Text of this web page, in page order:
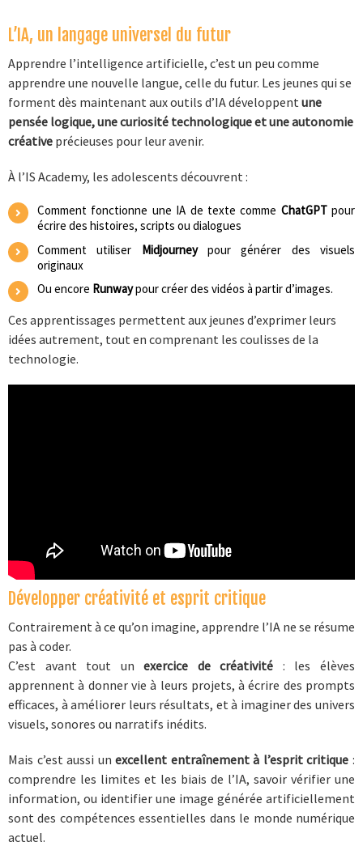
L’IA, un langage universel du futur
Apprendre l’intelligence artificielle, c’est un peu comme
apprendre une nouvelle langue, celle du futur. Les jeunes qui se
forment dès maintenant aux outils d’IA développentune
pensée logique, une curiosité technologique et une autonomie
créativeprécieuses pour leur avenir.
À l’IS Academy, les adolescents découvrent :
Comment fonctionne une IA de texte comme ChatGPTpour
écrire des histoires, scripts ou dialogues
Comment utiliser Midjourneypour générer des visuels
originaux
Ou encore Runwaypour créer des vidéos à partir d’images.
Ces apprentissages permettent aux jeunes d’exprimer leurs
idées autrement, tout en comprenant les coulisses de la
technologie.
Développer créativité et esprit critique
Contrairement à ce qu’on imagine, apprendre l’IA ne se résume
pas à coder.
C’est avant tout unexercice de créativité : les élèves
apprennent à donner vie à leurs projets, à écrire des prompts
efficaces, à améliorer leurs résultats, et à imaginer des univers
visuels, sonores ou narratifs inédits.
Mais c’est aussi unexcellent entraînement à l’esprit critique :
comprendre les limites et les biais de l’IA, savoir vérifier une
information, ou identifier une image générée artificiellement
sont des compétences essentielles dans le monde numérique
actuel.